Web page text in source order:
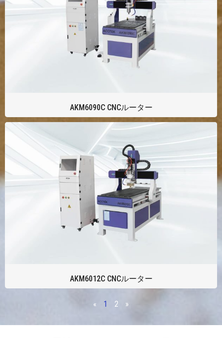
AKM6090C CNCルーター
AKM6012C CNCルーター
« 1 2 »